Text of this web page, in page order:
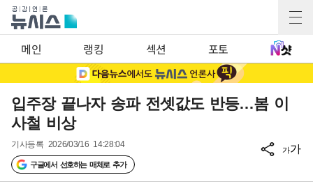
메인 랭킹 섹션 포토
입주장 끝나자 송파 전셋값도 반등…봄 이
사철 비상
기사등록 2026/03/16 14:28:04
구글에서 선호하는 매체로 추가
가가